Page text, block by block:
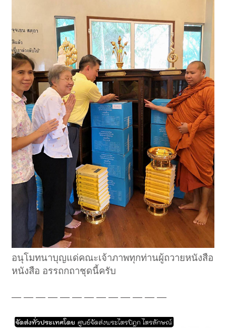
อนุโมทนาบุญแด่คณะเจ้าภาพทุกท่านผู้ถวายหนังสือ
หนังสือ อรรถกถาชุดนี้ครับ
— — — — — — — — — — — — —